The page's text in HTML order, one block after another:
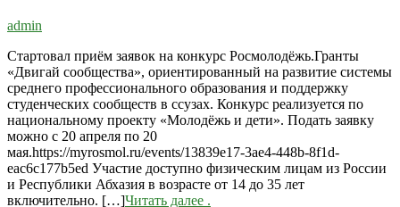
admin
Стартовал приём заявок на конкурс Росмолодёжь.Гранты
«Двигай сообщества», ориентированный на развитие системы
среднего профессионального образования и поддержку
студенческих сообществ в ссузах. Конкурс реализуется по
национальному проекту «Молодёжь и дети». Подать заявку
можно с 20 апреля по 20
мая.https://myrosmol.ru/events/13839e17-3ae4-448b-8f1d-
eac6c177b5ed Участие доступно физическим лицам из России
и Республики Абхазия в возрасте от 14 до 35 лет
включительно. […]Читать далее .